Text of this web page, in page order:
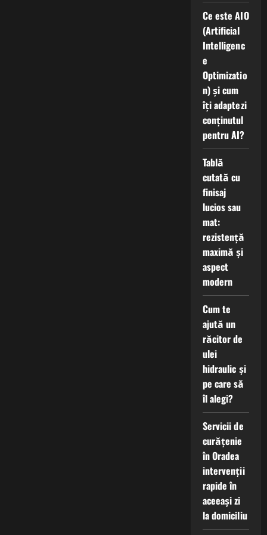
Ce este AIO
(Artificial
Intelligenc
e
Optimizatio
n) și cum
îți adaptezi
conținutul
pentru AI?
Tablă
cutată cu
finisaj
lucios sau
mat:
rezistență
maximă și
aspect
modern
Cum te
ajută un
răcitor de
ulei
hidraulic și
pe care să
îl alegi?
Servicii de
curățenie
în Oradea
intervenții
rapide în
aceeași zi
la domiciliu